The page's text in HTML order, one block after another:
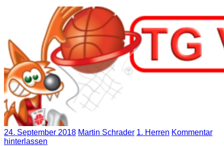
24. September 2018 Martin Schrader 1. Herren Kommentar
hinterlassen